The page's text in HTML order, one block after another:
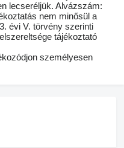
lecseréljük. Alvázszám:
nem minősül a
évi V. törvény szerinti
tájékoztató
személyesen